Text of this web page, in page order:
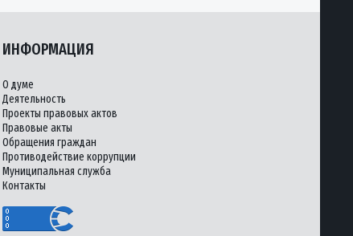
ИНФОРМАЦИЯ
О думе
Деятельность
Проекты правовых актов
Правовые акты
Обращения граждан
Противодействие коррупции
Муниципальная служба
Контакты